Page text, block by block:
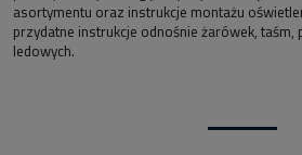
asortymentu oraz instrukcje montażu
przydatne instrukcje odnośnie żarówek, taśm,
ledowych.